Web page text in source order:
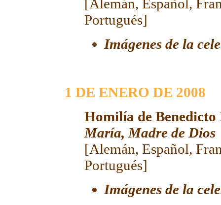
[Alemán, Español,
Portugués]
Imágenes de la
1 DE ENERO DE 2008
Homilía de
María, Madre de Dios
[Alemán, Español,
Portugués]
Imágenes de la